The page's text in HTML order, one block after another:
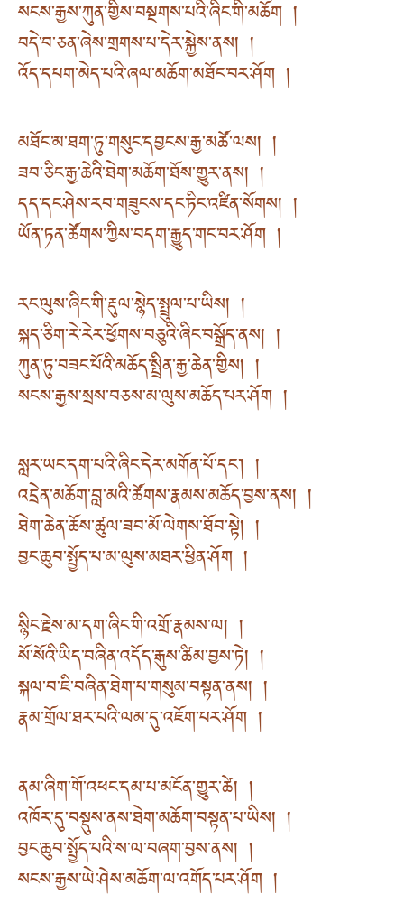
སངས་རྒྱས་ཀུན་གྱིས་བསྔགས་པའི་ཞིང་གི་མཆོག །
བདེ་བ་ཅན་ཞེས་གྲགས་པ་དེར་སྐྱེས་ནས། །
འོད་དཔག་མེད་པའི་ཞལ་མཆོག་མཐོང་བར་ཤོག །
མཐོང་མ་ཐག་ཏུ་གསུང་དབྱངས་རྒྱ་མཚོ་ལས། །
ཟབ་ཅིང་རྒྱ་ཆེའི་ཐེག་མཆོག་ཐོས་གྱུར་ནས། །
དད་དང་ཤེས་རབ་གཟུངས་དང་ཏིང་འཛིན་སོགས། །
ཡོན་ཏན་ཚོགས་ཀྱིས་བདག་རྒྱུད་གང་བར་ཤོག །
རང་ལུས་ཞིང་གི་རྡུལ་སྙེད་སྤྲུལ་པ་ཡིས། །
སྐད་ཅིག་རེ་རེར་ཕྱོགས་བཅུའི་ཞིང་བསྒྲོད་ནས། །
ཀུན་ཏུ་བཟང་པོའི་མཆོད་སྤྲིན་རྒྱ་ཆེན་གྱིས། །
སངས་རྒྱས་སྲས་བཅས་མ་ལུས་མཆོད་པར་ཤོག །
སླར་ཡང་དག་པའི་ཞིང་དེར་མགོན་པོ་དང་། །
འདྲེན་མཆོག་བླ་མའི་ཚོགས་རྣམས་མཆོད་བྱས་ནས། །
ཐེག་ཆེན་ཆོས་ཚུལ་ཟབ་མོ་ལེགས་ཐོབ་སྟེ། །
བྱང་ཆུབ་སྤྱོད་པ་མ་ལུས་མཐར་ཕྱིན་ཤོག །
སྙིང་རྗེས་མ་དག་ཞིང་གི་འགྲོ་རྣམས་ལ། །
སོ་སོའི་ཡིད་བཞིན་འདོད་རྒུས་ཚིམ་བྱས་ཏེ། །
སྐལ་བ་ཇི་བཞིན་ཐེག་པ་གསུམ་བསྟན་ནས། །
རྣམ་གྲོལ་ཐར་པའི་ལམ་དུ་འཇོག་པར་ཤོག །
ནམ་ཞིག་གོ་འཕང་དམ་པ་མངོན་གྱུར་ཚེ། །
འཁོར་དུ་བསྡུས་ནས་ཐེག་མཆོག་བསྟན་པ་ཡིས། །
བྱང་ཆུབ་སྤྱོད་པའི་ས་ལ་བཞག་བྱས་ནས། །
སངས་རྒྱས་ཡེ་ཤེས་མཆོག་ལ་འགོད་པར་ཤོག །